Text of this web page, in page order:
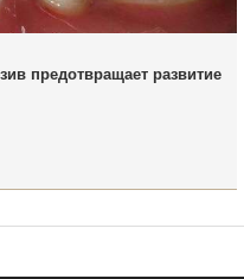
предотвращает развитие